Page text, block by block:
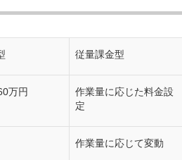
くい構造
効
従量課金型
万円
作業量に応じた料金設
定
作業量に応じて変動